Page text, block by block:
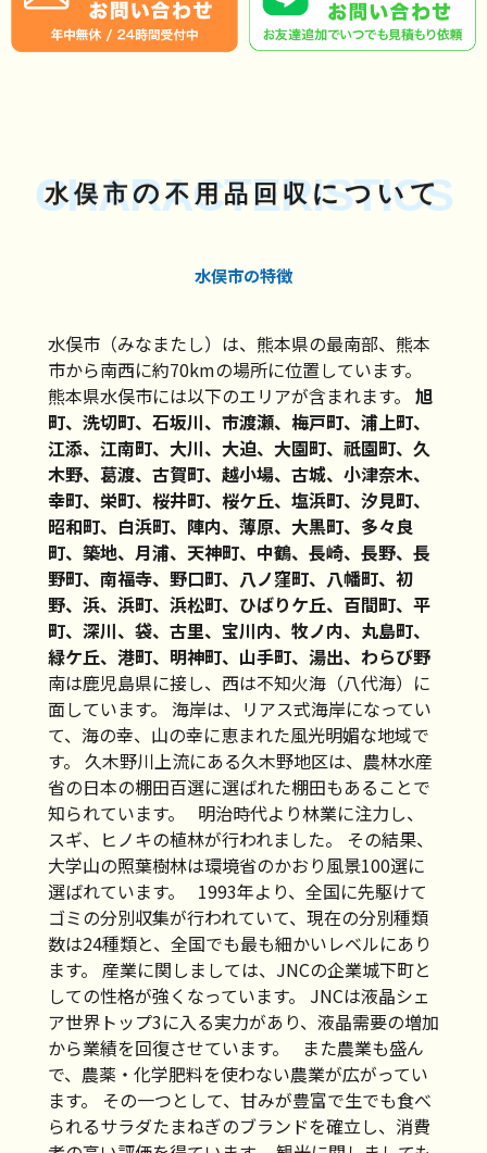
CHARACTERISTICS
水俣市 の不用品回収について
水俣市の特徴
水俣市（みなまたし）は、熊本県の最南部、熊本
市から南西に約70kmの場所に位置しています。
熊本県水俣市には以下のエリアが含まれます。 旭
町、洗切町、石坂川、市渡瀬、梅戸町、浦上町、
江添、江南町、大川、大迫、大園町、祇園町、久
木野、葛渡、古賀町、越小場、古城、小津奈木、
幸町、栄町、桜井町、桜ケ丘、塩浜町、汐見町、
昭和町、白浜町、陣内、薄原、大黒町、多々良
町、築地、月浦、天神町、中鶴、長崎、長野、長
野町、南福寺、野口町、八ノ窪町、八幡町、初
野、浜、浜町、浜松町、ひばりケ丘、百間町、平
町、深川、袋、古里、宝川内、牧ノ内、丸島町、
緑ケ丘、港町、明神町、山手町、湯出、わらび野
南は鹿児島県に接し、西は不知火海（八代海）に
面しています。 海岸は、リアス式海岸になってい
て、海の幸、山の幸に恵まれた風光明媚な地域で
す。 久木野川上流にある久木野地区は、農林水産
省の日本の棚田百選に選ばれた棚田もあることで
知られています。 明治時代より林業に注力し、
スギ、ヒノキの植林が行われました。 その結果、
大学山の照葉樹林は環境省のかおり風景100選に
選ばれています。 1993年より、全国に先駆けて
ゴミの分別収集が行われていて、現在の分別種類
数は24種類と、全国でも最も細かいレベルにあり
ます。 産業に関しましては、JNCの企業城下町と
しての性格が強くなっています。 JNCは液晶シェ
ア世界トップ3に入る実力があり、液晶需要の増加
から業績を回復させています。 また農業も盛ん
で、農薬・化学肥料を使わない農業が広がってい
ます。 その一つとして、甘みが豊富で生でも食べ
られるサラダたまねぎのブランドを確立し、消費